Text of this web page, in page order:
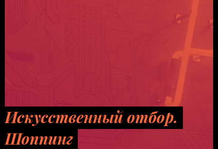
Искусственный отбор.
Шоппинг